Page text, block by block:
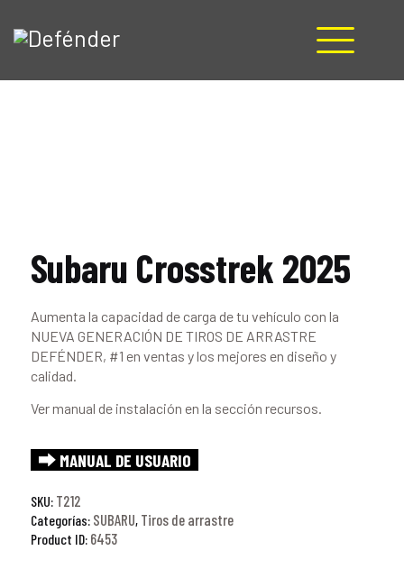
CONTACTO
Subaru Crosstrek 2025
Aumenta la capacidad de carga de tu vehículo con la
NUEVA GENERACIÓN DE TIROS DE ARRASTRE
DEFÉNDER, #1 en ventas y los mejores en diseño y
calidad.
Ver manual de instalación en la sección recursos.
⮕ MANUAL DE USUARIO
SKU: T212
Categorías: SUBARU, Tiros de arrastre
Product ID: 6453